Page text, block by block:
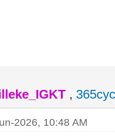
,
2026, 10:48 AM